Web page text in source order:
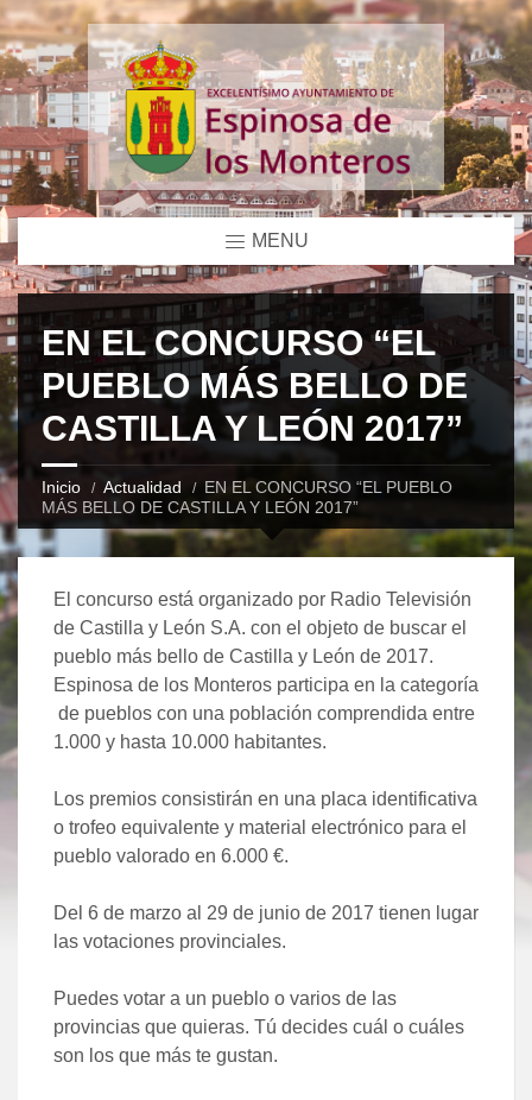
MENU
EN EL CONCURSO “EL
PUEBLO MÁS BELLO DE
CASTILLA Y LEÓN 2017”
Inicio Actualidad
EN EL CONCURSO “EL PUEBLO
MÁS BELLO DE CASTILLA Y LEÓN 2017”
El concurso está organizado por Radio Televisión
de Castilla y León S.A. con el objeto de buscar el
pueblo más bello de Castilla y León de 2017.
Espinosa de los Monteros participa en la categoría
de pueblos con una población comprendida entre
1.000 y hasta 10.000 habitantes.
Los premios consistirán en una placa identificativa
o trofeo equivalente y material electrónico para el
pueblo valorado en 6.000 €.
Del 6 de marzo al 29 de junio de 2017 tienen lugar
las votaciones provinciales.
Puedes votar a un pueblo o varios de las
provincias que quieras. Tú decides cuál o cuáles
son los que más te gustan.